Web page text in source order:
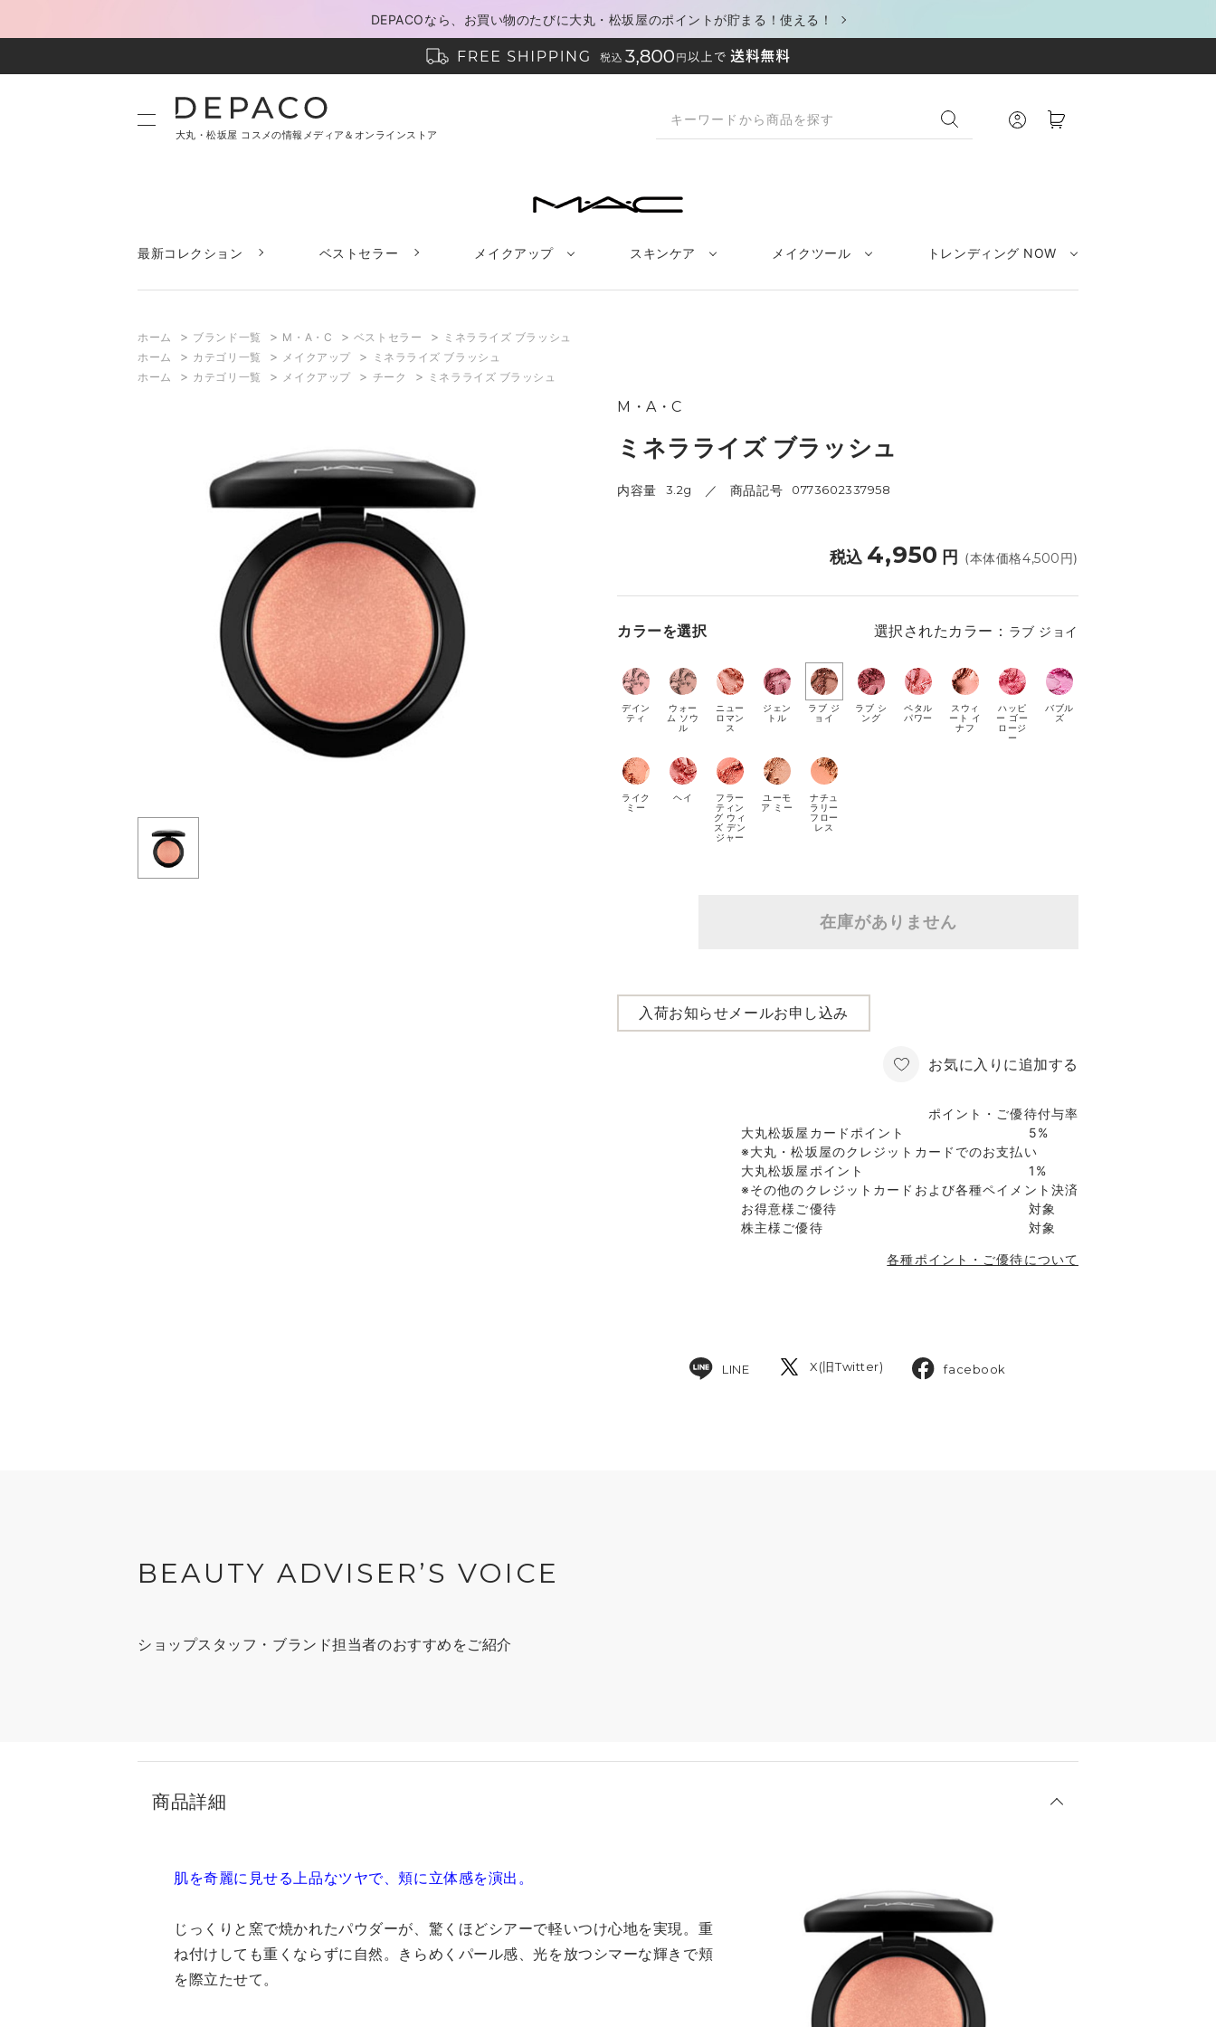
DEPACOなら、お買い物のたびに大丸・松坂屋のポイントが貯まる！使える！
大丸・松坂屋 コスメの情報メディア＆オンラインストア
最新コレクション ベストセラー メイクアップ スキンケア メイクツール トレンディング NOW
ホーム > ブランド一覧 > M・A・C > ベストセラー > ミネラライズ ブラッシュ
ホーム
> カテゴリ一覧 > メイクアップ >
ミネラライズ ブラッシュ
ホーム
> カテゴリ一覧 > メイクアップ > チーク > ミネラライズ ブラッシュ
M・A・C
ミネラライズ ブラッシュ
内容量 3.2g 商品記号 0773602337958
税込 4,950 円 (本体価格4,500円)
カラーを選択 選択されたカラー： ラブ ジョイ
デイン
ティ
ウォー
ム ソウ
ル
ニュー
ロマン
ス
ジェン
トル
ラブ ジ
ョイ
ラブ シ
ング
ペタル
パワー
スウィ
ート イ
ナフ
ハッピ
ー ゴー
ロージ
ー
バブル
ズ
ライク
ミー
ヘイ
フラー
ティン
グ ウィ
ズ デン
ジャー
ユーモ
ア ミー
ナチュ
ラリー
フロー
レス
在庫がありません
入荷お知らせメールお申し込み
お気に入りに追加する
ポイント・ご優待付与率
大丸松坂屋カードポイント
5%
※大丸・松坂屋のクレジットカードでのお支払い
大丸松坂屋ポイント
1%
※その他のクレジットカードおよび各種ペイメント決済
お得意様ご優待
対象
株主様ご優待
対象
各種ポイント・ご優待について
LINE X(旧Twitter) facebook
BEAUTY ADVISER’S VOICE
ショップスタッフ・ブランド担当者のおすすめをご紹介
商品詳細
肌を奇麗に見せる上品なツヤで、頬に立体感を演出。
じっくりと窯で焼かれたパウダーが、驚くほどシアーで軽いつけ心地を実現。重
ね付けしても重くならずに自然。きらめくパール感、光を放つシマーな輝きで頬
を際立たせて。